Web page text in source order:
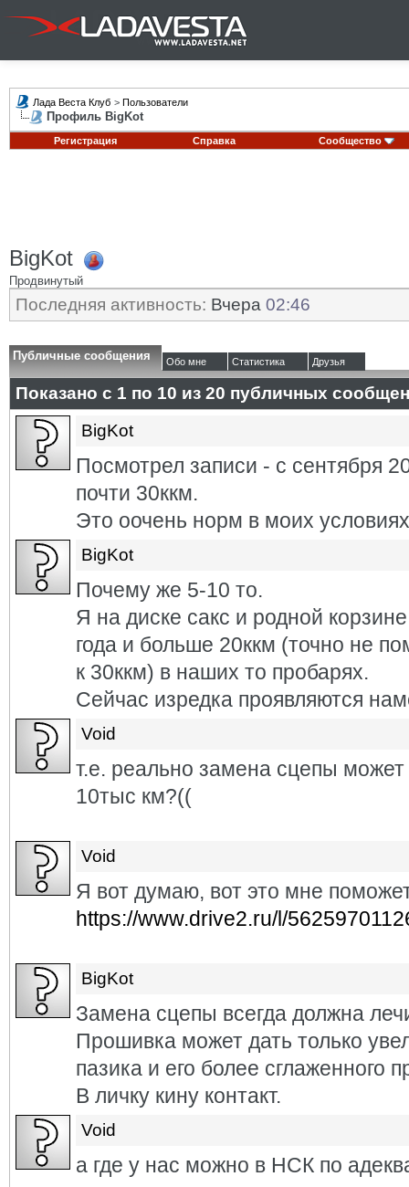
Лада Веста Клуб > Пользователи
Профиль BigKot
Регистрация Справка Сообщество
BigKot
Продвинутый
Последняя активность: Вчера 02:46
Публичные сообщения Обо мне Статистика Друзья
Показано с 1 по 10 из 20 публичных
BigKot
Посмотрел записи - с сентября
почти 30ккм.
Это оочень норм в моих
BigKot
Почему же 5-10 то.
Я на диске сакс и родной
года и больше 20ккм (точно не
к 30ккм) в наших то пробарях.
Сейчас изредка проявляются
Void
т.е. реально замена сцепы
10тыс км?((
Void
Я вот думаю, вот это мне
https://www.drive2.ru/l/
BigKot
Замена сцепы всегда должна
Прошивка может дать только
пазика и его более сглаженного
В личку кину контакт.
Void
а где у нас можно в НСК по